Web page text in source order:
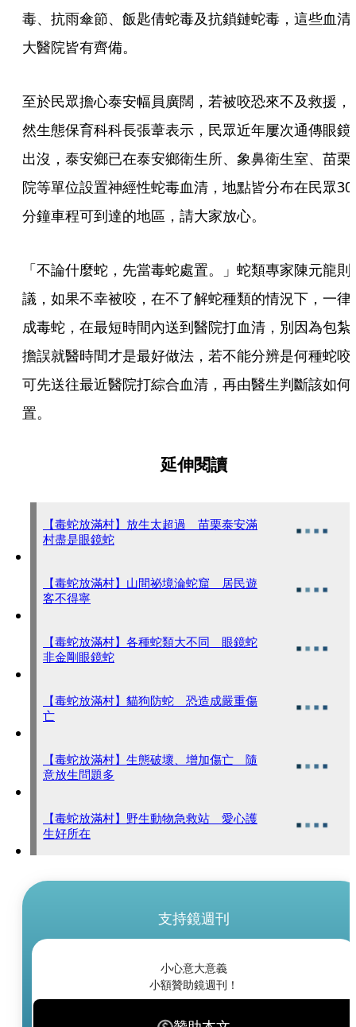
毒、抗雨傘節、飯匙倩蛇毒及抗鎖鏈蛇毒，這些血清
大醫院皆有齊備。
至於民眾擔心泰安幅員廣闊，若被咬恐來不及救援，
然生態保育科科長張葦表示，民眾近年屢次通傳眼鏡
出沒，泰安鄉已在泰安鄉衛生所、象鼻衛生室、苗栗
院等單位設置神經性蛇毒血清，地點皆分布在民眾30
分鐘車程可到達的地區，請大家放心。
「不論什麼蛇，先當毒蛇處置。」蛇類專家陳元龍則
議，如果不幸被咬，在不了解蛇種類的情況下，一律
成毒蛇，在最短時間內送到醫院打血清，別因為包紮
擔誤就醫時間才是最好做法，若不能分辨是何種蛇咬
可先送往最近醫院打綜合血清，再由醫生判斷該如何
置。
延伸閱讀
【毒蛇放滿村】放生太超過 苗栗泰安滿
村盡是眼鏡蛇
【毒蛇放滿村】山間祕境淪蛇窟 居民遊
客不得寧
【毒蛇放滿村】各種蛇類大不同 眼鏡蛇
非金剛眼鏡蛇
【毒蛇放滿村】貓狗防蛇 恐造成嚴重傷
亡
【毒蛇放滿村】生態破壞、增加傷亡 隨
意放生問題多
【毒蛇放滿村】野生動物急救站 愛心護
生好所在
支持鏡週刊
小心意大意義
小額贊助鏡週刊！